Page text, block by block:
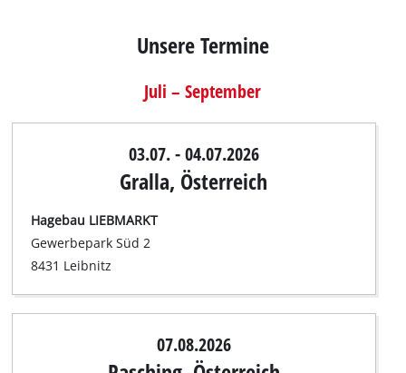
Unsere Termine
Juli – September
Gralla, Österreich
03.07. - 04.07.2026
Hagebau LIEBMARKT
Gewerbepark Süd 2
8431 Leibnitz
07.08.2026